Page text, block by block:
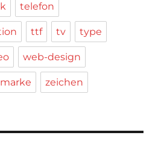
telefon
ttf tv type
web-design
zeichen